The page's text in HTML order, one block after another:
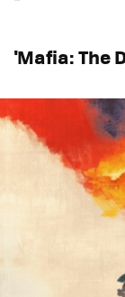
'Mafia: The